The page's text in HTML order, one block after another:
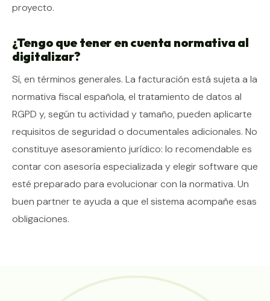
proyecto.
¿Tengo que tener en cuenta normativa al
digitalizar?
Sí, en términos generales. La facturación está sujeta a la
normativa fiscal española, el tratamiento de datos al
RGPD y, según tu actividad y tamaño, pueden aplicarte
requisitos de seguridad o documentales adicionales. No
constituye asesoramiento jurídico: lo recomendable es
contar con asesoría especializada y elegir software que
esté preparado para evolucionar con la normativa. Un
buen partner te ayuda a que el sistema acompañe esas
obligaciones.